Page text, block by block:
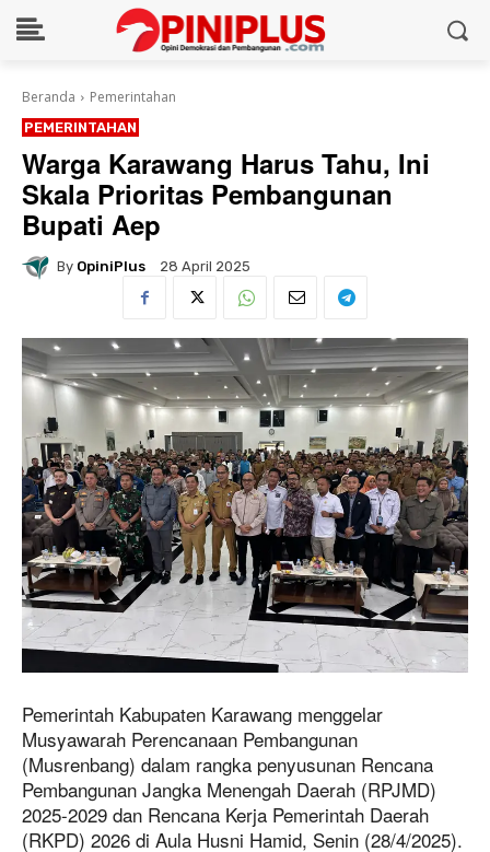
Beranda Pemerintahan
PEMERINTAHAN
Warga Karawang Harus Tahu, Ini
Skala Prioritas Pembangunan
Bupati Aep
By OpiniPlus 28 April 2025
Pemerintah Kabupaten Karawang menggelar
Musyawarah Perencanaan Pembangunan
(Musrenbang) dalam rangka penyusunan Rencana
Pembangunan Jangka Menengah Daerah (RPJMD)
2025-2029 dan Rencana Kerja Pemerintah Daerah
(RKPD) 2026 di Aula Husni Hamid, Senin (28/4/2025).